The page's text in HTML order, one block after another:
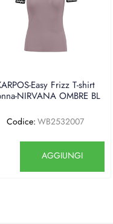
Easy Frizz T-shirt
NIRVANA OMBRE BL
Codice: WB2532007
AGGIUNGI